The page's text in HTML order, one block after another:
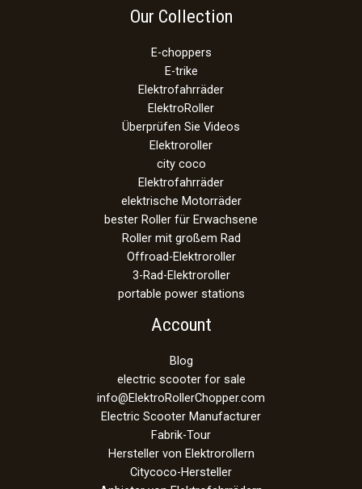
Our Collection
E-choppers
E-trike
Elektrofahrräder
ElektroRoller
Überprüfen Sie Videos
Elektroroller
city coco
Elektrofahrräder
elektrische Motorräder
bester Roller für Erwachsene
Roller mit großem Rad
Offroad-Elektroroller
3-Rad-Elektroroller
portable power stations
Account
Blog
electric scooter for sale
info@ElektroRollerChopper.com
Electric Scooter Manufacturer
Fabrik-Tour
Hersteller von Elektrorollern
Citycoco-Hersteller